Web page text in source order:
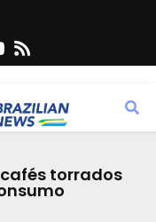
Y
u
t
b
s
torrados